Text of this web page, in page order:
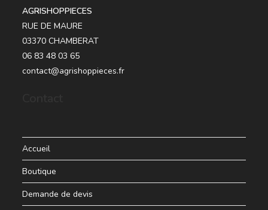
AGRISHOPPIECES
RUE DE MAURE
03370 CHAMBERAT
06 83 48 03 65
contact@agrishoppieces.fr
Accueil
Boutique
Demande de devis